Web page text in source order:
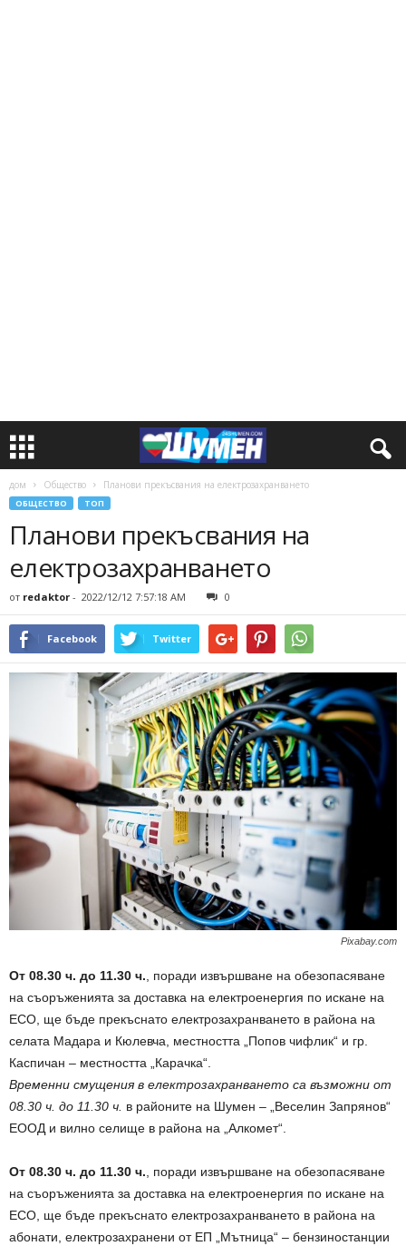
дом Общество Планови прекъсвания на електрозахранването
ОБЩЕСТВО ТОП
Планови прекъсвания на
електрозахранването
от redaktor - 2022/12/12 7:57:18 AM 0
Facebook Twitter
Pixabay.com
От 08.30 ч. до 11.30 ч., поради извършване на обезопасяване
на съоръженията за доставка на електроенергия по искане на
ECO, ще бъде прекъснато електрозахранването в района на
селата Мадара и Кюлевча, местността „Попов чифлик“ и гр.
Каспичан – местността „Карачка“.
Временни смущения в електрозахранването са възможни от
08.30 ч. до 11.30 ч. в районите на Шумен – „Веселин Запрянов“
ЕООД и вилно селище в района на „Алкомет“.
От 08.30 ч. до 11.30 ч., поради извършване на обезопасяване
на съоръженията за доставка на електроенергия по искане на
ECO, ще бъде прекъснато електрозахранването в района на
абонати, електрозахранени от ЕП „Мътница“ – бензиностанции